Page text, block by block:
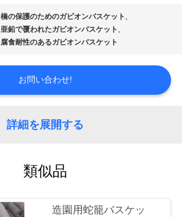
橋の保護のためのガビオンバスケット ,
亜鉛で覆われたガビオンバスケット ,
腐食耐性のあるガビオンバスケット
お問い合わせ!
詳細を展開する
類似品
造園用蛇籠バスケッ